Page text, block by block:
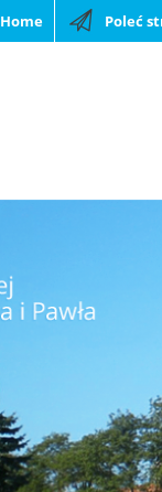
Poleć
Home